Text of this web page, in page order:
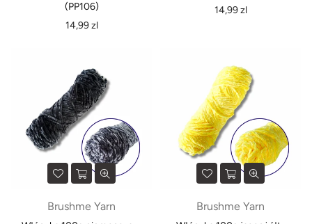
(PP106)
Normalna
14,99 zl
Normalna
14,99 zl
Brushme Yarn Brushme Yarn